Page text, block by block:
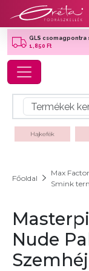
GLS csomagpontra
1,850 Ft
Toggle
Hajkefék
Főoldal
Max
Smink
Nude